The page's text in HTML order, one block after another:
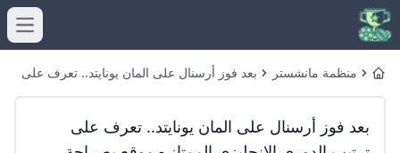
Homeمنظمة مانشستر
بعد فوز أرسنال على المان يونايتد.. تعرف على
بعد فوز أرسنال على المان يونايتد.. تعرف على